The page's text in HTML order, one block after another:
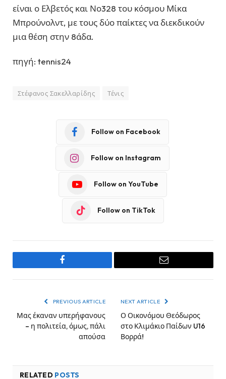
είναι ο Ελβετός και Νο328 του κόσμου Μίκα
Μπρούνολντ, με τους δύο παίκτες να διεκδικούν
μια θέση στην 8άδα.
πηγή: tennis24
Στέφανος Σακελλαρίδης Τένις
Follow on Facebook
Follow on Instagram
Follow on YouTube
Follow on TikTok
Facebook Email
PREVIOUS ARTICLE
Μας έκαναν υπερήφανους
– η πολιτεία, όμως, πάλι
απούσα
NEXT ARTICLE
Ο Οικονόμου Θεόδωρος
στο Κλιμάκιο Παίδων U16
Βορρά!
RELATED POSTS